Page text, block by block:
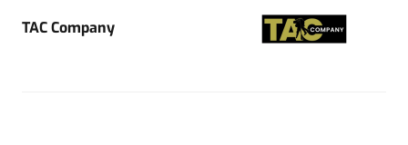
TAC Company